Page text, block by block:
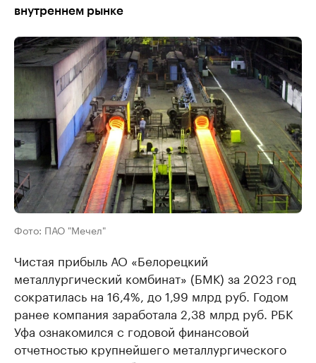
внутреннем рынке
Фото: ПАО "Мечел"
Чистая прибыль АО «Белорецкий
металлургический комбинат» (БМК) за 2023 год
сократилась на 16,4%, до 1,99 млрд руб. Годом
ранее компания заработала 2,38 млрд руб. РБК
Уфа ознакомился с годовой финансовой
отчетностью крупнейшего металлургического